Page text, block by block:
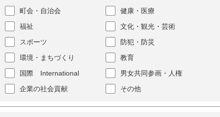
町会・自治会
健康・医療
福祉
文化・観光・芸術
スポーツ
防犯・防災
環境・まちづくり
教育
国際 International
男女共同参画・人権
企業の社会貢献
その他